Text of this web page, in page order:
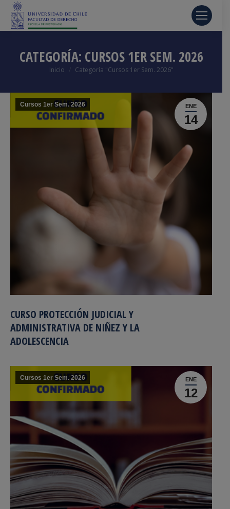
CATEGORÍA: CURSOS 1ER SEM. 2026
Estás aquí:
Inicio Categoría "Cursos 1er Sem. 2026"
ENE
14
Cursos 1er Sem. 2026
CURSO PROTECCIÓN JUDICIAL Y
ADMINISTRATIVA DE NIÑEZ Y LA
ADOLESCENCIA
ENE
12
Cursos 1er Sem. 2026